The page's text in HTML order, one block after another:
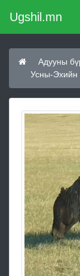
Ugshil.mn
Адууны
Усны-Эхийн